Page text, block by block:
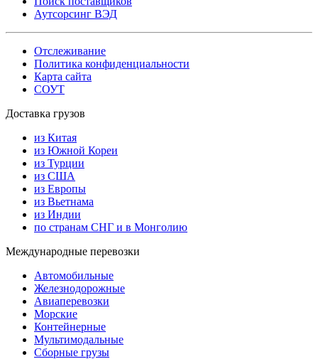
Аутсорсинг ВЭД
Отслеживание
Политика конфиденциальности
Карта сайта
СОУТ
Доставка грузов
из Китая
из Южной Кореи
из Турции
из США
из Европы
из Вьетнама
из Индии
по странам СНГ и в Монголию
Международные перевозки
Автомобильные
Железнодорожные
Авиаперевозки
Морские
Контейнерные
Мультимодальные
Сборные грузы